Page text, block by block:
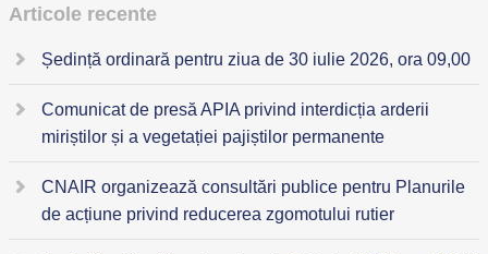
Articole recente
Ședință ordinară pentru ziua de 30 iulie 2026, ora 09,00
Comunicat de presă APIA privind interdicția arderii
miriștilor și a vegetației pajiștilor permanente
CNAIR organizează consultări publice pentru Planurile
de acțiune privind reducerea zgomotului rutier